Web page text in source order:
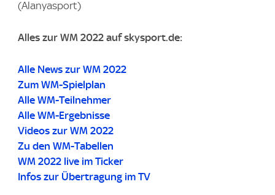
(Alanyasport)
Alles zur WM 2022 auf skysport.de:
Alle News zur WM 2022
Zum WM-Spielplan
Alle WM-Teilnehmer
Alle WM-Ergebnisse
Videos zur WM 2022
Zu den WM-Tabellen
WM 2022 live im Ticker
Infos zur Übertragung im TV